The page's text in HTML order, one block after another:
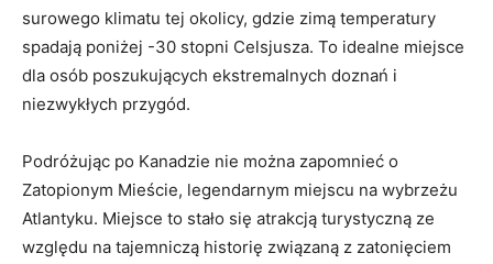
surowego klimatu ⁤tej okolicy, ⁢gdzie zimą temperatury
spadają poniżej -30 stopni Celsjusza.⁤ To⁢ idealne miejsce ​
dla osób poszukujących ekstremalnych doznań i
niezwykłych przygód.
Podróżując po ⁤Kanadzie nie⁤ można zapomnieć o‌
Zatopionym Mieście, ‍legendarnym miejscu na wybrzeżu
Atlantyku. Miejsce to⁣ stało się atrakcją turystyczną ze
względu na tajemniczą historię ⁣związaną z zatonięciem